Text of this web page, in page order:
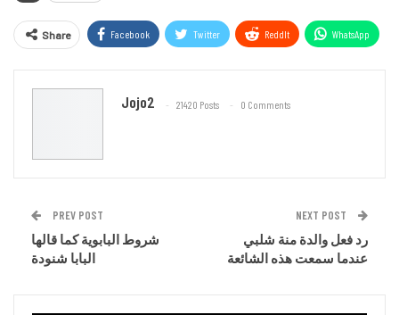
Share Facebook Twitter ReddIt WhatsApp
Jojo2 21420 Posts 0 Comments
PREV POST
شروط البابوية كما قالها
البابا شنودة
NEXT POST
رد فعل والدة منة شلبي
عندما سمعت هذه الشائعة